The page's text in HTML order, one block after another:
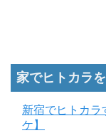
家でヒトカラ
新宿でヒトカラ
ケ】